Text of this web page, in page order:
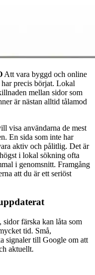
Att vara byggd och online
precis börjat. Lokal
mellan sidor som
är nästan alltid tålamod
visa användarna de mest
En sida som inte har
aktiv och pålitlig. Det är
i lokal sökning ofta
i genomsnitt. Framgång
att du är ett seriöst
sidor färska kan låta som
tid. Små,
signaler till Google om att
aktuellt.